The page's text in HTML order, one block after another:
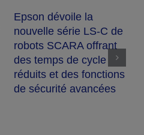
Epson dévoile la
nouvelle série LS-C de
robots SCARA offrant
des temps de cycle
réduits et des fonctions
de sécurité avancées